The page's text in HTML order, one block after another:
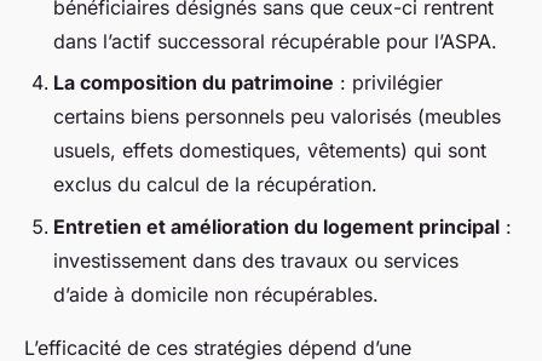
bénéficiaires désignés sans que ceux-ci rentrent
dans l’actif successoral récupérable pour l’ASPA.
La composition du patrimoine : privilégier
certains biens personnels peu valorisés (meubles
usuels, effets domestiques, vêtements) qui sont
exclus du calcul de la récupération.
Entretien et amélioration du logement principal :
investissement dans des travaux ou services
d’aide à domicile non récupérables.
L’efficacité de ces stratégies dépend d’une